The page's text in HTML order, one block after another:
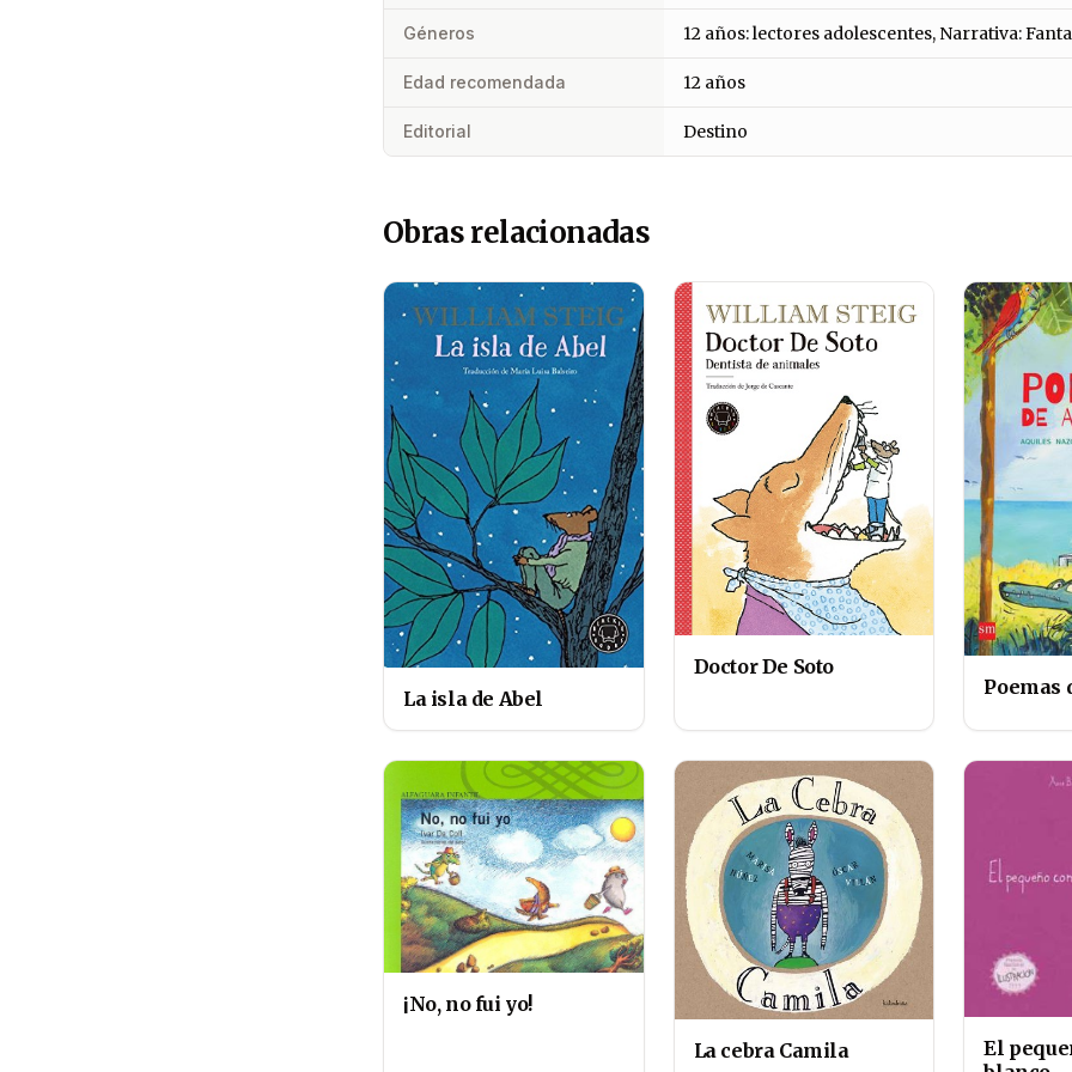
Géneros 12 años: lectores adolescentes, Narrativa:
Edad recomendada 12 años
Editorial Destino
Obras relacionadas
La isla de Abel
Doctor De Soto
Poemas
¡No, no fui yo!
La cebra Camila
El